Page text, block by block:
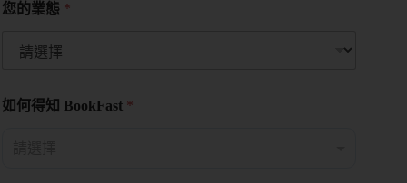
您的業態 *
如何得知 BookFast *